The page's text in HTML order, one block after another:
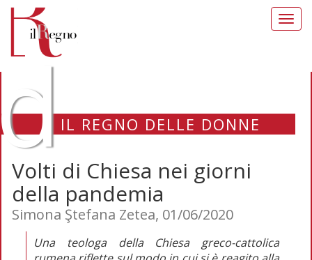
IL REGNO DELLE DONNE
Volti di Chiesa nei giorni
della pandemia
Simona Ştefana Zetea, 01/06/2020
Una teologa della Chiesa greco-cattolica